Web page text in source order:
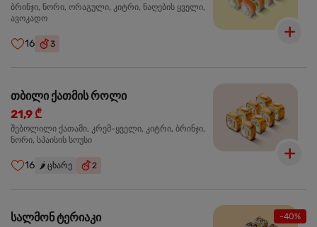
ბრინჯი, ნორი, ორაგული, კიტრი, ნაღების ყველი,
ავოკადო
16 3
თბილი ქათმის როლი
21,9 ₾
შებოლილი ქათამი, კრემ-ყველი, კიტრი, ბრინჯი,
ნორი, სპაისის სოუსი
16 🌶️ ცხარე 2
-40%
სალმონ ტერიაკი